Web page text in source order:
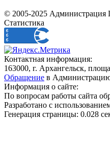
© 2005-2025 Администрация
Статистика
Контактная информация:
163000, г. Архангельск,
Обращение в Администрацию
Информация о сайте:
По вопросам работы сайта
Разработано с
Генерация страницы: 0.028